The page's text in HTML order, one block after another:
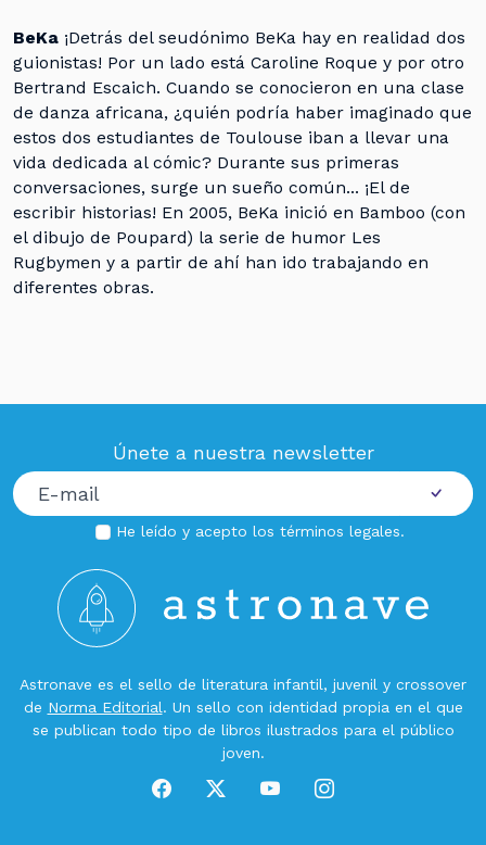
BeKa ¡Detrás del seudónimo BeKa hay en realidad dos
guionistas! Por un lado está Caroline Roque y por otro
Bertrand Escaich. Cuando se conocieron en una clase
de danza africana, ¿quién podría haber imaginado que
estos dos estudiantes de Toulouse iban a llevar una
vida dedicada al cómic? Durante sus primeras
conversaciones, surge un sueño común... ¡El de
escribir historias! En 2005, BeKa inició en Bamboo (con
el dibujo de Poupard) la serie de humor Les
Rugbymen y a partir de ahí han ido trabajando en
diferentes obras.
Únete a nuestra newsletter
He leído y acepto los términos legales.
Astronave es el sello de literatura infantil, juvenil y crossover
de Norma Editorial. Un sello con identidad propia en el que
se publican todo tipo de libros ilustrados para el público
joven.